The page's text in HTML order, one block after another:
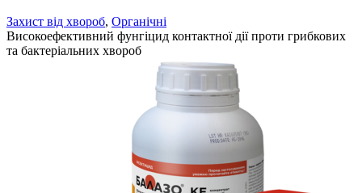
Захист від хвороб, Органічні
Високоефективний фунгіцид контактної дії проти грибкових
та бактеріальних хвороб